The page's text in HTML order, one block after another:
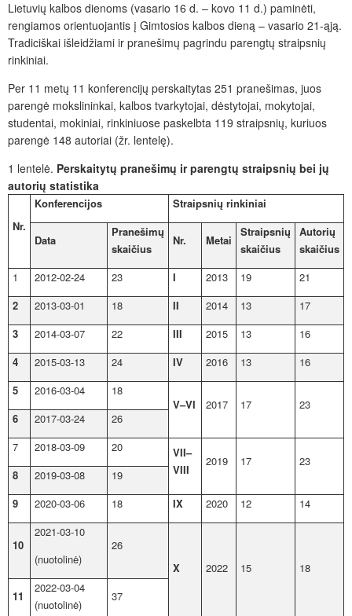
Lietuvių kalbos dienoms (vasario 16 d. – kovo 11 d.) paminėti,
rengiamos orientuojantis į Gimtosios kalbos dieną – vasario 21-ąją.
Tradiciškai išleidžiami ir pranešimų pagrindu parengtų straipsnių
rinkiniai.
Per 11 metų 11 konferencijų perskaitytas 251 pranešimas, juos
parengė mokslininkai, kalbos tvarkytojai, dėstytojai, mokytojai,
studentai, mokiniai, rinkiniuose paskelbta 119 straipsnių, kuriuos
parengė 148 autoriai (žr. lentelę).
1 lentelė. Perskaitytų pranešimų ir parengtų straipsnių bei jų
autorių statistika
Nr.
Konferencijos Straipsnių rinkiniai
Data
Pranešimų
skaičius
Nr. Metai
Straipsnių
skaičius
Autorių
skaičius
1
2012-02-24 23 I 2013 19
21
2
2013-03-01 18 II 2014 13
17
3
2014-03-07 22 III 2015 13
16
4
2015-03-13 24 IV 2016 13
16
5
2016-03-04
18
V–VI
2017 17
23
6
2017-03-24
26
7
2018-03-09 20
VII–
VIII
2019 17
23
8
2019-03-08
19
9
2020-03-06 18 IX 2020 12 14
10
2021-03-10
(nuotolinė)
26
X
2022 15
18
11
2022-03-04
(nuotolinė)
37